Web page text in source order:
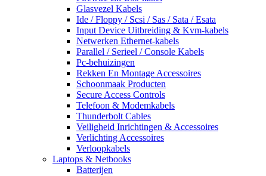
Glasvezel Kabels
Ide / Floppy / Scsi / Sas / Sata / Esata
Input Device Uitbreiding & Kvm-kabels
Netwerken Ethernet-kabels
Parallel / Serieel / Console Kabels
Pc-behuizingen
Rekken En Montage Accessoires
Schoonmaak Producten
Secure Access Controls
Telefoon & Modemkabels
Thunderbolt Cables
Veiligheid Inrichtingen & Accessoires
Verlichting Accessoires
Verloopkabels
Laptops & Netbooks
Batterijen